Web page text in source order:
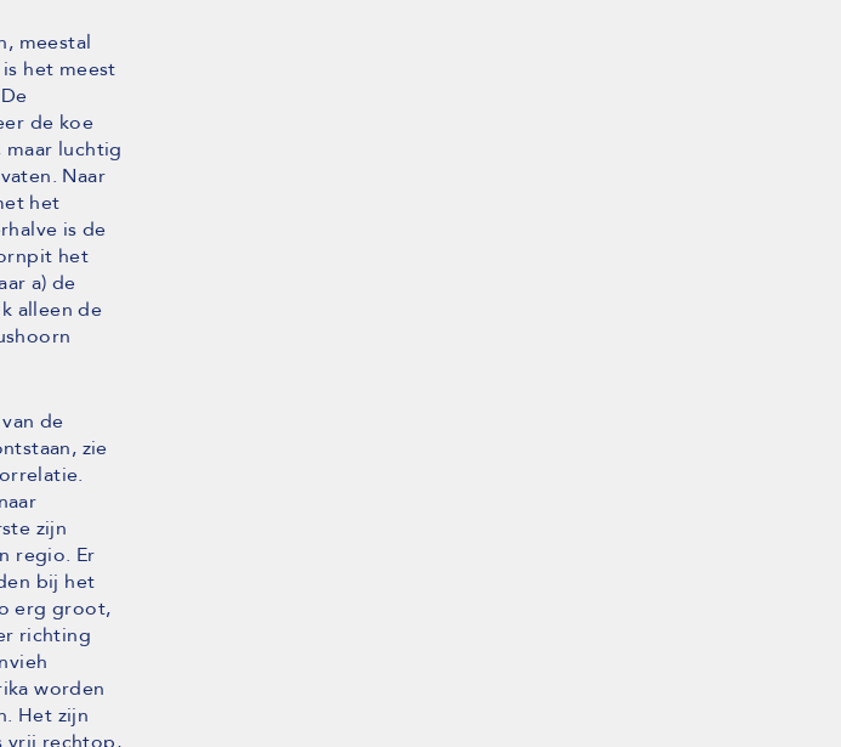
meestal
het meest
de koe
luchtig
Naar
het
is de
het
a) de
alleen de
de
zie
zijn
regio. Er
bij het
erg groot,
richting
worden
Het zijn